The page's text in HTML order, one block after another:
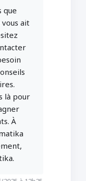
que
ait
là pour
À